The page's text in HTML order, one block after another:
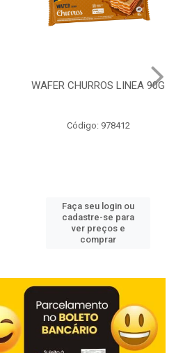
WAFER CHURROS LINEA 90G
Código: 978412
Faça seu login ou
cadastre-se para
ver preços e
comprar